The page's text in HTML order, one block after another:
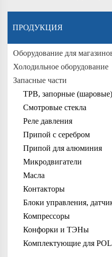
ПРОДУКЦИЯ
Оборудование для
Холодильное оборудование
Запасные части
ТРВ, запорные
Смотровые стекла
Реле давления
Припой с серебром
Припой для алюминия
Микродвигатели
Масла
Контакторы
Блоки управления,
Компрессоры
Конфорки и ТЭНы
Комплектующие для